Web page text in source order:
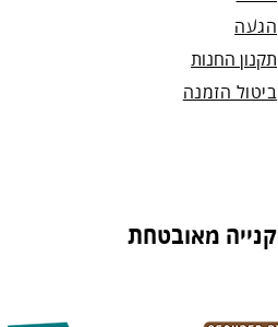
הגעה
תקנון החנות
ביטול הזמנה
קנייה מאובטחת